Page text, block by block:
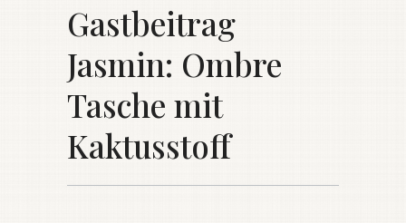
Gastbeitrag
Jasmin: Ombre
Tasche mit
Kaktusstoff